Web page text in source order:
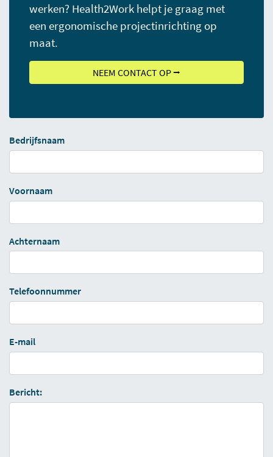
werken? Health2Work helpt je graag met
een ergonomische projectinrichting op
maat.
NEEM CONTACT OP ⭢
Bedrijfsnaam
Voornaam
Achternaam
Telefoonnummer
E-mail
Bericht: